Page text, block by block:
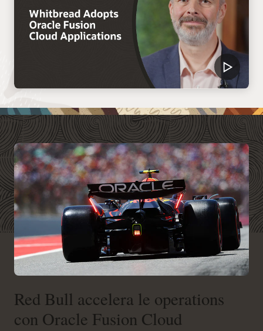
Red Bull accelera le operations
con Oracle Fusion Cloud